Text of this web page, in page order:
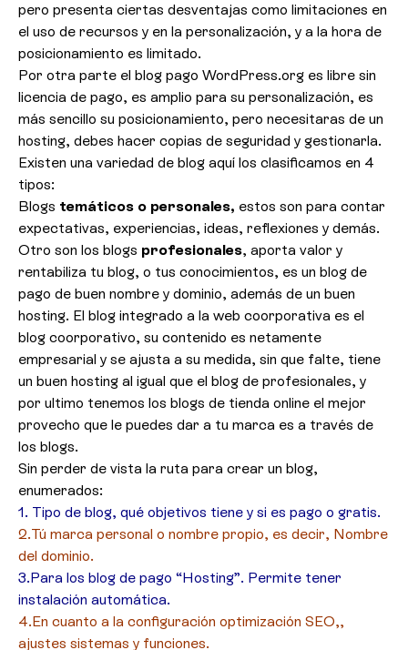
pero presenta ciertas desventajas como limitaciones en
el uso de recursos y en la personalización, y a la hora de
posicionamiento es limitado.
Por otra parte el blog pago WordPress.org es libre sin
licencia de pago, es amplio para su personalización, es
más sencillo su posicionamiento, pero necesitaras de un
hosting, debes hacer copias de seguridad y gestionarla.
Existen una variedad de blog aquí los clasificamos en 4
tipos:
Blogs temáticos o personales, estos son para contar
expectativas, experiencias, ideas, reflexiones y demás.
Otro son los blogs profesionales, aporta valor y
rentabiliza tu blog, o tus conocimientos, es un blog de
pago de buen nombre y dominio, además de un buen
hosting. El blog integrado a la web coorporativa es el
blog coorporativo, su contenido es netamente
empresarial y se ajusta a su medida, sin que falte, tiene
un buen hosting al igual que el blog de profesionales, y
por ultimo tenemos los blogs de tienda online el mejor
provecho que le puedes dar a tu marca es a través de
los blogs.
Sin perder de vista la ruta para crear un blog,
enumerados:
1. Tipo de blog, qué objetivos tiene y si es pago o gratis.
2.Tú marca personal o nombre propio, es decir, Nombre
del dominio.
3.Para los blog de pago “Hosting”. Permite tener
instalación automática.
4.En cuanto a la configuración optimización SEO,,
ajustes sistemas y funciones.